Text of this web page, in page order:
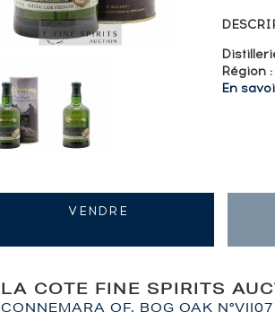
Région :
En
LA COTE FINE SPIRITS
CONNEMARA OF. BOG OAK
VENDRE